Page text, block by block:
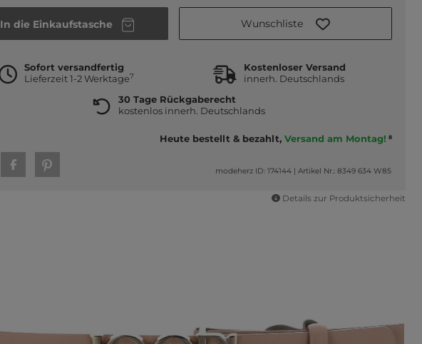
In die Einkaufstasche Wunschliste
Sofort versandfertig
Lieferzeit 1-2 Werktage7
Kostenloser Versand
innerh. Deutschlands
30 Tage Rückgaberecht
kostenlos innerh. Deutschlands
Heute bestellt & bezahlt, Versand am Montag! 8
modeherz ID: 174144 |Artikel Nr.: 8349 634 W85
Details zur Produktsicherheit